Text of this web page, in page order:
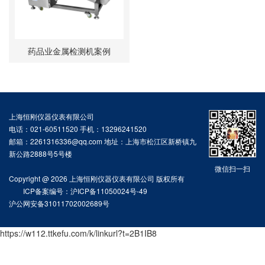
药品业金属检测机案例
微信扫一扫
上海恒刚仪器仪表有限公司
电话：021-60511520 手机：13296241520
邮箱：2261316336@qq.com 地址：上海市松江区新桥镇九
新公路2888号5号楼
Copyright @ 2026 上海恒刚仪器仪表有限公司 版权所有
ICP备案编号：沪ICP备11050024号-49
沪公网安备31011702002689号
https://w112.ttkefu.com/k/linkurl?t=2B1IB8